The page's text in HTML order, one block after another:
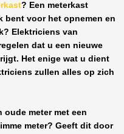
? Een meterkast
bent voor het opnemen en
Elektriciens van
dat u een nieuwe
Het enige wat u dient
zullen alles op zich
oude meter met een
meter? Geeft dit door